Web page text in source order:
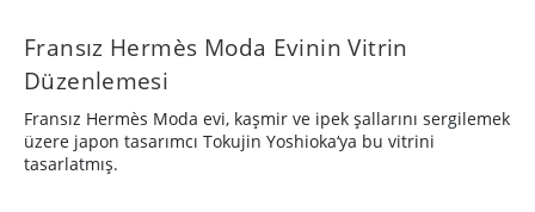
Fransız Hermès Moda Evinin Vitrin
Düzenlemesi
Fransız Hermès Moda evi, kaşmir ve ipek şallarını sergilemek
üzere japon tasarımcı Tokujin Yoshioka‘ya bu vitrini
tasarlatmış.